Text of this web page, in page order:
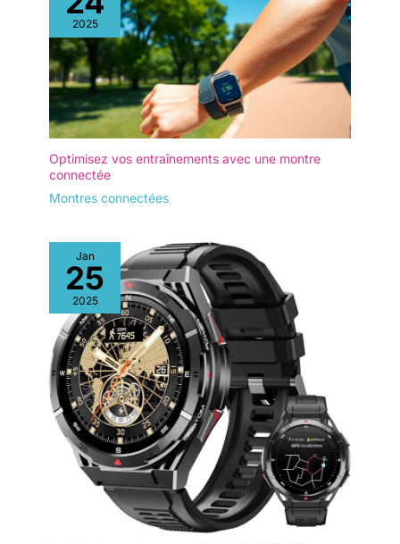
2025
Optimisez vos entraînements avec une montre
connectée
Montres connectées
Jan
25
2025